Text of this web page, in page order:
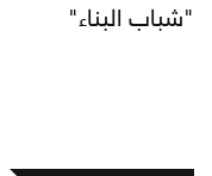
"شباب البناء"